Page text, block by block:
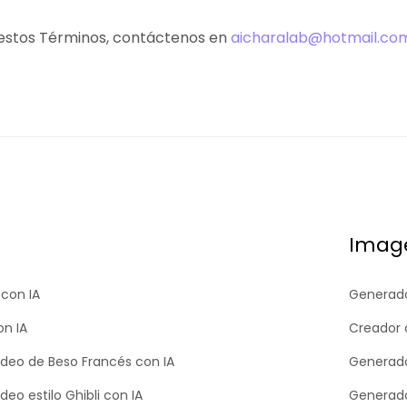
Términos, contáctenos en
IA
IA
de Beso Francés con IA
estilo Ghibli con IA
Creador